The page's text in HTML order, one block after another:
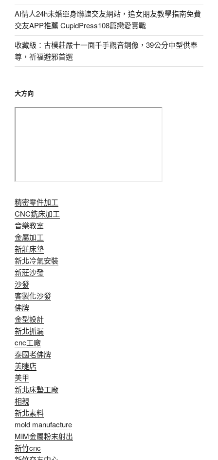
AI情人24h未婚單身聯誼交友網站，追女朋友教學指南免費
交友APP推薦 CupidPress108篇戀愛實戰
收藏級：古樸莊嚴十一面千手觀音銅像，39公分中型供奉
尊，祈福避邪首選
大方向
精密零件加工
CNC銑床加工
音樂教室
金屬加工
新莊床墊
新北冷氣安裝
新莊沙發
沙發
客製化沙發
佛牌
金型設計
新北抓漏
cnc工廠
泰國老佛牌
美睫店
美甲
新北床墊工廠
相親
新北素料
mold manufacture
MIM金屬粉末射出
新竹cnc